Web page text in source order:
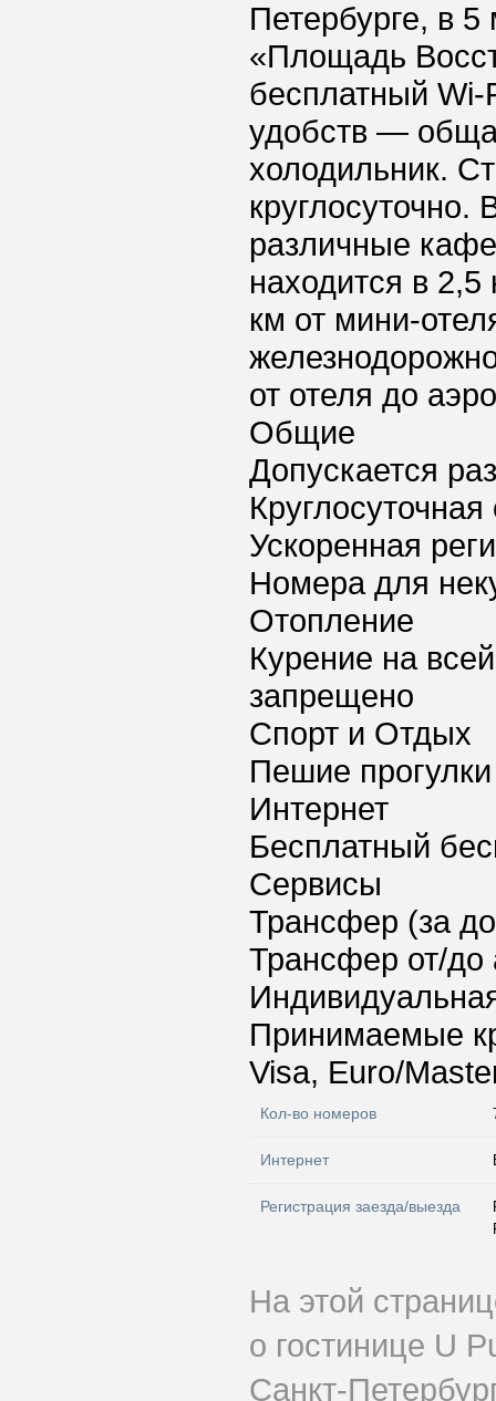
Петербурге, в
«Площадь
бесплатный Wi-
удобств —
холодильник.
круглосуточно.
различные
находится в
км от мини-
от отеля до
Общие
Допускается
Ускоренная
Номера для
Отопление
Курение на
запрещено
Спорт и Отдых
Пешие прогулки
Интернет
Бесплатный
Сервисы
Трансфер (за
Трансфер от/до
Принимаемые
Visa, Euro/
Кол-во номеров
Интернет
Регистрация заезда/выезда
На этой
о гостинице U
Санкт-